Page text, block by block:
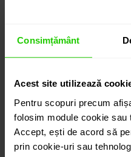
Consimțământ
Acest site utilizează
Pentru scopuri precum
folosim module cookie sau
Accept, ești de acord să
prin cookie-uri sau
detalii
ADAUGĂ